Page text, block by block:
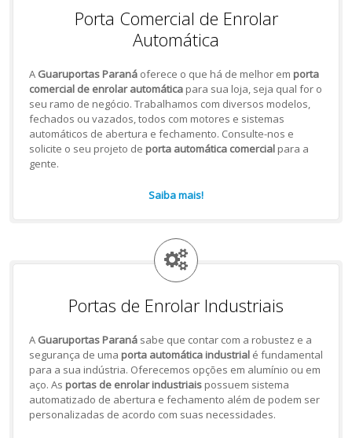
Porta Comercial de Enrolar
Automática
A Guaruportas Paranáoferece o que há de melhor em porta
comercial de enrolar automáticapara sua loja, seja qual for o
seu ramo de negócio. Trabalhamos com diversos modelos,
fechados ou vazados, todos com motores e sistemas
automáticos de abertura e fechamento. Consulte-nos e
solicite o seu projeto de porta automática comercialpara a
gente.
Saiba mais!
Portas de Enrolar Industriais
A Guaruportas Paranásabe que contar com a robustez e a
segurança de uma porta automática industrialé fundamental
para a sua indústria. Oferecemos opções em alumínio ou em
aço. As portas de enrolar industriaispossuem sistema
automatizado de abertura e fechamento além de podem ser
personalizadas de acordo com suas necessidades.